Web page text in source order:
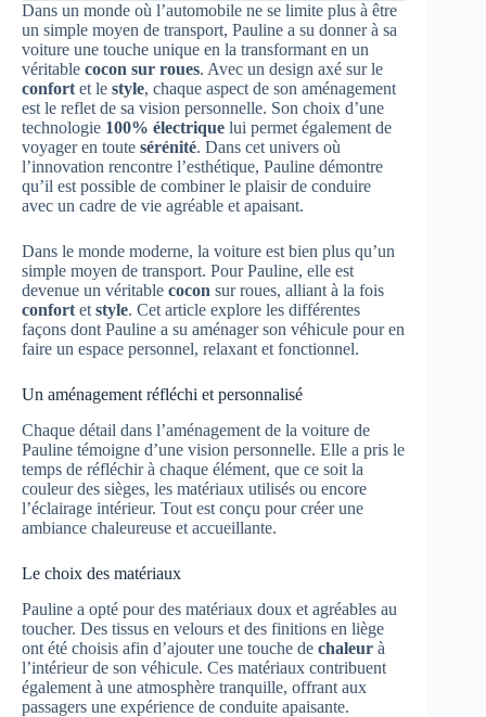
Dans un monde où l’automobile ne se limite plus à être
un simple moyen de transport, Pauline a su donner à sa
voiture une touche unique en la transformant en un
véritable cocon sur roues. Avec un design axé sur le
confort et le style, chaque aspect de son aménagement
est le reflet de sa vision personnelle. Son choix d’une
technologie 100% électrique lui permet également de
voyager en toute sérénité. Dans cet univers où
l’innovation rencontre l’esthétique, Pauline démontre
qu’il est possible de combiner le plaisir de conduire
avec un cadre de vie agréable et apaisant.
Dans le monde moderne, la voiture est bien plus qu’un
simple moyen de transport. Pour Pauline, elle est
devenue un véritable cocon sur roues, alliant à la fois
confort et style. Cet article explore les différentes
façons dont Pauline a su aménager son véhicule pour en
faire un espace personnel, relaxant et fonctionnel.
Un aménagement réfléchi et personnalisé
Chaque détail dans l’aménagement de la voiture de
Pauline témoigne d’une vision personnelle. Elle a pris le
temps de réfléchir à chaque élément, que ce soit la
couleur des sièges, les matériaux utilisés ou encore
l’éclairage intérieur. Tout est conçu pour créer une
ambiance chaleureuse et accueillante.
Le choix des matériaux
Pauline a opté pour des matériaux doux et agréables au
toucher. Des tissus en velours et des finitions en liège
ont été choisis afin d’ajouter une touche de chaleur à
l’intérieur de son véhicule. Ces matériaux contribuent
également à une atmosphère tranquille, offrant aux
passagers une expérience de conduite apaisante.